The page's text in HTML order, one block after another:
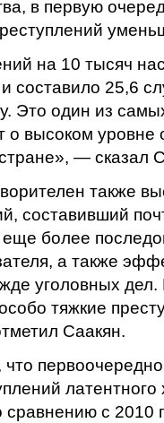
в первую
на 10 тысяч
составило 25,6
Это один из
о высоком
— сказал
также
составивший
более
а также
уголовных
тяжкие
Саакян.
латентного
сравнению с